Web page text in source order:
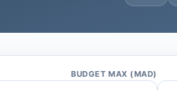
BUDGET MAX (MAD)